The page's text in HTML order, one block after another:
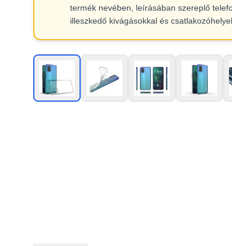
termék nevében, leírásában szereplő
illeszkedő kivágásokkal és